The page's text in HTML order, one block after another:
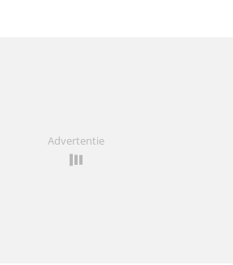
Advertentie